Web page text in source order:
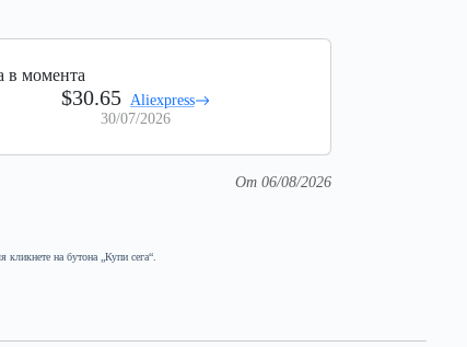
в момента
$30.65 Aliexpress
30/07/2026
От 06/08/2026
кликнете на бутона „Купи сега“.